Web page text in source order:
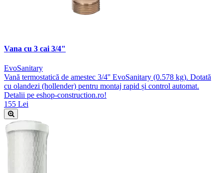
Vana cu 3 cai 3/4"
EvoSanitary
Vană termostatică de amestec 3/4'' EvoSanitary (0.578 kg). Dotată
cu olandezi (hollender) pentru montaj rapid și control automat.
Detalii pe eshop-construction.ro!
155 Lei